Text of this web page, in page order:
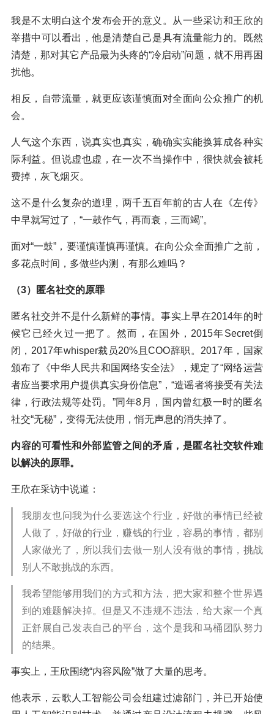
我是不太明白这个发布会开的意义。从一些采访和王欣的
举措中可以看出，他是清楚自己是具有流量能力的。既然
清楚，那对其它产品最为头疼的“冷启动”问题，就不用再困
扰他。
相反，自带流量，就更应该谨慎面对全面向公众推广的机
会。
人气这个东西，说真实也真实，确确实实能换算成各种实
际利益。但说虚也虚，在一次不当操作中，很快就会被耗
费掉，灰飞烟灭。
这不是什么复杂的道理，两千五百年前的古人在《左传》
中早就写过了，“一鼓作气，再而衰，三而竭”。
面对“一鼓”，要谨慎谨慎再谨慎。在向公众全面推广之前，
多花点时间，多做些内测，有那么难吗？
（3）匿名社交的原罪
匿名社交并不是什么新鲜的事情。事实上早在2014年的时
候它已经火过一把了。然而，在国外，2015年Secret倒
闭，2017年whisper裁员20%且COO辞职。2017年，国家
颁布了《中华人民共和国网络安全法》，规定了“网络运营
者应当要求用户提供真实身份信息”，“造谣者将接受有关法
律，行政法规等处罚。”同年8月，国内曾红极一时的匿名
社交“无秘”，变得无法使用，悄无声息的消失掉了。
内容的可看性和外部监管之间的矛盾，是匿名社交软件难
以解决的原罪。
王欣在采访中说道：
我朋友也问我为什么要选这个行业，好做的事情已经被
人做了，好做的行业，赚钱的行业，容易的事情，都别
人家做光了，所以我们去做一别人没有做的事情，挑战
别人不敢挑战的东西。
我希望能够用我们的方式和方法，把大家和整个世界遇
到的难题解决掉。但是又不违规不违法，给大家一个真
正舒展自己发表自己的平台，这个是我和马桶团队努力
的结果。
事实上，王欣围绕“内容风险”做了大量的思考。
他表示，云歌人工智能公司会组建过滤部门，并已开始使